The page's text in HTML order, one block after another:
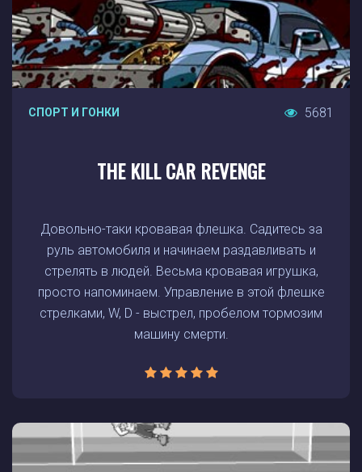
СПОРТ И ГОНКИ 5681
THE KILL CAR REVENGE
Довольно-таки кровавая флешка. Садитесь за
руль автомобиля и начинаем раздавливать и
стрелять в людей. Весьма кровавая игрушка,
просто напоминаем. Управление в этой флешке
стрелками, W, D - выстрел, пробелом тормозим
машину смерти.